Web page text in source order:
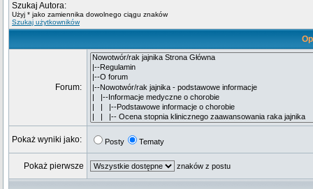
Szukaj Autora:
Użyj * jako zamiennika dowolnego ciągu znaków
Szukaj użytkowników
Forum:
Pokaż wyniki jako: Posty Tematy
Pokaż pierwsze znaków z postu